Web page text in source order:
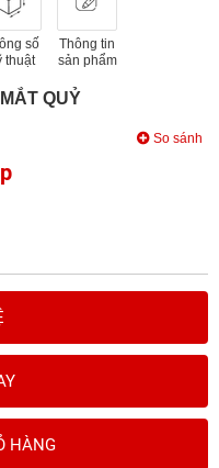
số
thuật
Thông tin
sản phẩm
QUỶ
So sánh
HÀNG